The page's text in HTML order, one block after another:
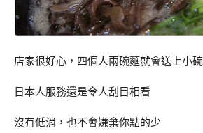
店家很好心，四個人兩碗麵就會送上小
日本人服務還是令人刮目相看
沒有低消，也不會嫌棄你點的少